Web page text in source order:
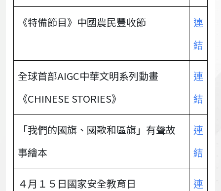
《特備節目》中國農民豐收節
連
結
全球首部AIGC中華文明系列動畫
《CHINESE STORIES》
連
結
「我們的國旗、國歌和區旗」有聲故
事繪本
連
結
４月１５日國家安全教育日
連